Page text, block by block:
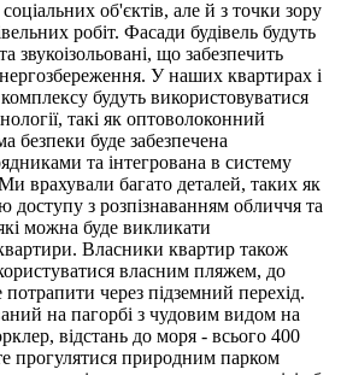
об'єктів, але й з точки зору
робіт. Фасади будівель будуть
звукоізольовані, що забезпечить
У наших квартирах і
комплексу будуть використовуватися
такі як оптоволоконний
безпеки буде забезпечена
та інтегрована в систему
врахували багато деталей, таких як
доступу з розпізнаванням обличчя та
можна буде викликати
Власники квартир також
власним пляжем, до
через підземний перехід.
на пагорбі з чудовим видом на
відстань до моря - всього 400
прогулятися природним парком